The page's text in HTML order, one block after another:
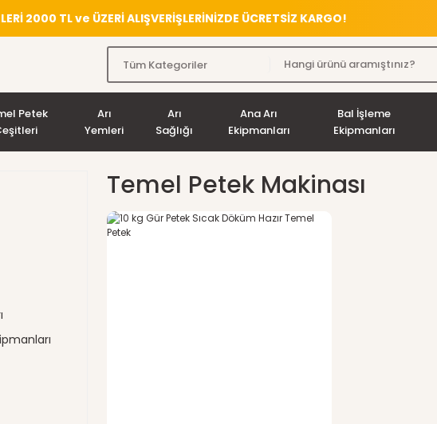
2000 TL ve ÜZERİ ALIŞVERİŞLERİNİZDE ÜCRETSİZ KARGO!
Petek
Arı
Yemleri
Arı
Sağlığı
Ana Arı
Ekipmanları
Bal İşleme
Ekipmanları
Temel Petek Makinası